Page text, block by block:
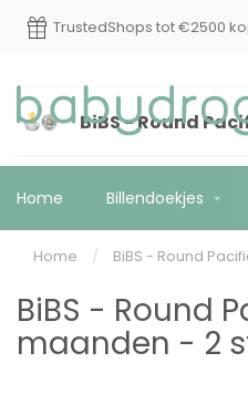
werkdagen voor 15:00
*
Home Billendoekjes
Home / BiBS - Round
BiBS - Round
BiBS - Round
maanden - 2